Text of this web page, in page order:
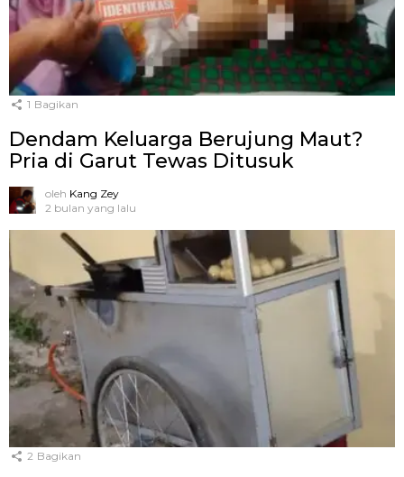
1 Bagikan
Dendam Keluarga Berujung Maut?
Pria di Garut Tewas Ditusuk
oleh Kang Zey
2 bulan yang lalu
2 Bagikan